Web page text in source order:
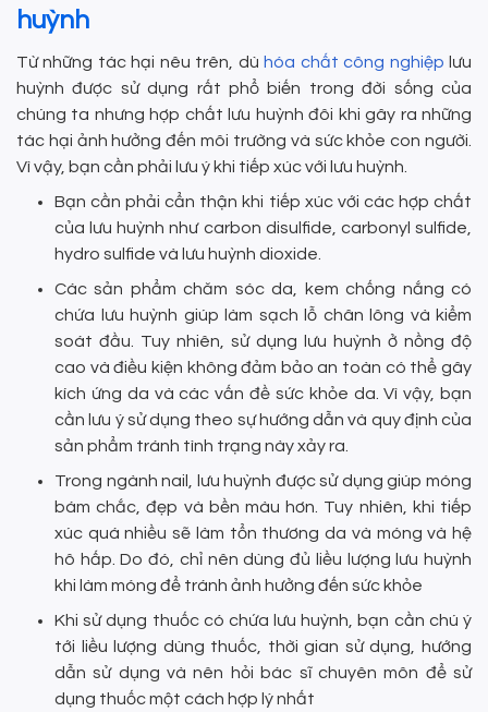
huỳnh
Từ những tác hại nêu trên, dù hóa chất công nghiệp lưu
huỳnh được sử dụng rất phổ biến trong đời sống của
chúng ta nhưng hợp chất lưu huỳnh đôi khi gây ra những
tác hại ảnh hưởng đến môi trường và sức khỏe con người.
Vì vậy, bạn cần phải lưu ý khi tiếp xúc với lưu huỳnh.
Bạn cần phải cẩn thận khi tiếp xúc với các hợp chất
của lưu huỳnh như carbon disulfide, carbonyl sulfide,
hydro sulfide và lưu huỳnh dioxide.
Các sản phẩm chăm sóc da, kem chống nắng có
chứa lưu huỳnh giúp làm sạch lỗ chân lông và kiểm
soát đầu. Tuy nhiên, sử dụng lưu huỳnh ở nồng độ
cao và điều kiện không đảm bảo an toàn có thể gây
kích ứng da và các vấn đề sức khỏe da. Vì vậy, bạn
cần lưu ý sử dụng theo sự hướng dẫn và quy định của
sản phẩm tránh tình trạng này xảy ra.
Trong ngành nail, lưu huỳnh được sử dụng giúp móng
bám chắc, đẹp và bền màu hơn. Tuy nhiên, khi tiếp
xúc quá nhiều sẽ làm tổn thương da và móng và hệ
hô hấp. Do đó, chỉ nên dùng đủ liều lượng lưu huỳnh
khi làm móng để tránh ảnh hưởng đến sức khỏe
Khi sử dụng thuốc có chứa lưu huỳnh, bạn cần chú ý
tới liều lượng dùng thuốc, thời gian sử dụng, hướng
dẫn sử dụng và nên hỏi bác sĩ chuyên môn để sử
dụng thuốc một cách hợp lý nhất